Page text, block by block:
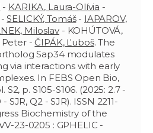
- KARIKA, Laura-Olívia -
-SELICKÝ, Tomáš- IAPAROV,
Miloslav- KOHÚTOVÁ,
Peter -ČIPÁK, Ľuboš. The
Sap34 modulates
via interactions with early
In FEBS Open Bio,
S2, p. S105-S106. (2025: 2.7 -
SJR, Q2 - SJR). ISSN 2211-
Biochemistry of the
23-0205 : GPHELIC -